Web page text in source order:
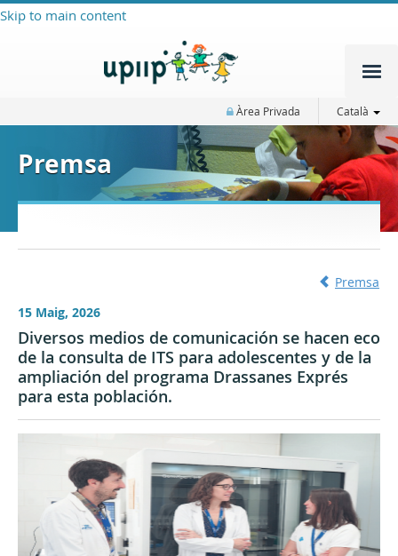
Skip to main content
Àrea Privada Català
Premsa
Premsa
15 Maig, 2026
Diversos medios de comunicación se hacen eco
de la consulta de ITS para adolescentes y de la
ampliación del programa Drassanes Exprés
para esta población.